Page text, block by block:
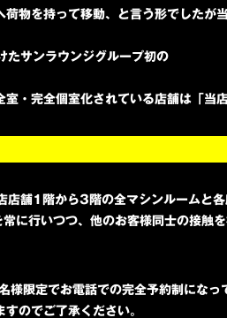
物を持って移動、と言う形でしたが
サンラウンジグループ初の
・完全個室化されている店舗は「当
舗1階から3階の全マシンルームと
に行いつつ、他のお客様同士の接触
限定でお電話での完全予約制になっ
のでご了承ください。